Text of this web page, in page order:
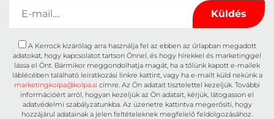
A Kerrock kizárólag arra használja fel az ebben az űrlapban megadott
adatokat, hogy kapcsolatot tartson Önnel, és hogy hírekkel és marketinggel
lássa el Önt. Bármikor meggondolhatja magát, ha a tőlünk kapott e-mailek
láblécében található leiratkozási linkre kattint, vagy ha e-mailt küld nekünk a
marketingkolpa@kolpa.si címre. Az Ön adatait tisztelettel kezeljük. További
információért arról, hogyan kezeljük az Ön adatait, kérjük, látogasson el
adatvédelmi szabályzatunkba. Az üzenetre kattintva megerősíti, hogy
hozzájárul adatainak a jelen feltételeknek megfelelő feldolgozásához.